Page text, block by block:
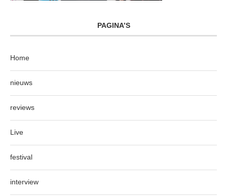
PAGINA’S
Home
nieuws
reviews
Live
festival
interview